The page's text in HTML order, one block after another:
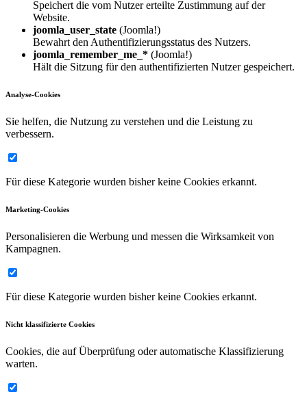
Speichert die vom Nutzer erteilte Zustimmung auf der
Website.
joomla_user_state (Joomla!)
Bewahrt den Authentifizierungsstatus des Nutzers.
joomla_remember_me_* (Joomla!)
Hält die Sitzung für den authentifizierten Nutzer gespeichert.
Analyse-Cookies
Sie helfen, die Nutzung zu verstehen und die Leistung zu
verbessern.
Für diese Kategorie wurden bisher keine Cookies erkannt.
Marketing-Cookies
Personalisieren die Werbung und messen die Wirksamkeit von
Kampagnen.
Für diese Kategorie wurden bisher keine Cookies erkannt.
Nicht klassifizierte Cookies
Cookies, die auf Überprüfung oder automatische Klassifizierung
warten.